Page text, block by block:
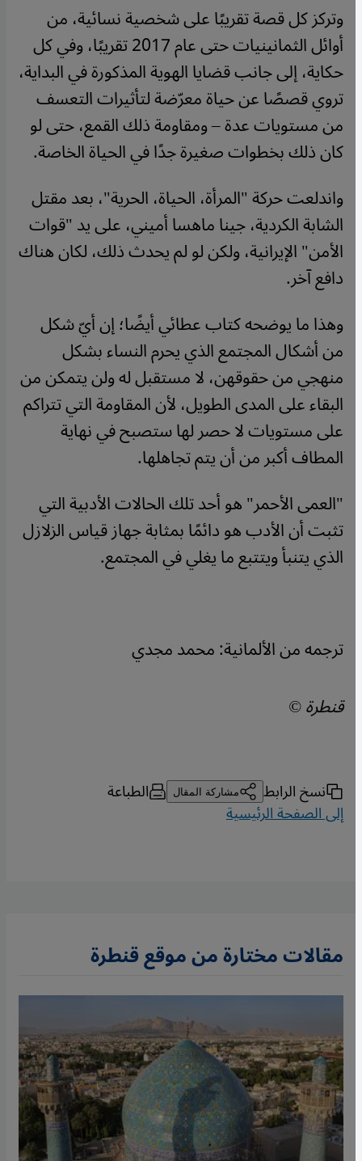
وتركز كل قصة تقريبًا على شخصية نسائية، من
أوائل الثمانينيات حتى عام 2017 تقريبًا، وفي كل
حكاية، إلى جانب قضايا الهوية المذكورة في البداية،
تروي قصصًا عن حياة معرّضة لتأثيرات التعسف
من مستويات عدة – ومقاومة ذلك القمع، حتى لو
كان ذلك بخطوات صغيرة جدًا في الحياة الخاصة.
واندلعت حركة "المرأة، الحياة، الحرية"، بعد مقتل
الشابة الكردية، جينا ماهسا أميني، على يد "قوات
الأمن" الإيرانية، ولكن لو لم يحدث ذلك، لكان هناك
دافع آخر.
وهذا ما يوضحه كتاب عطائي أيضًا؛ إن أيّ شكل
من أشكال المجتمع الذي يحرم النساء بشكل
منهجي من حقوقهن، لا مستقبل له ولن يتمكن من
البقاء على المدى الطويل، لأن المقاومة التي تتراكم
على مستويات لا حصر لها ستصبح في نهاية
المطاف أكبر من أن يتم تجاهلها.
"العمى الأحمر" هو أحد تلك الحالات الأدبية التي
تثبت أن الأدب هو دائمًا بمثابة جهاز قياس الزلازل
الذي يتنبأ ويتتبع ما يغلي في المجتمع.
ترجمه من الألمانية: محمد مجدي
قنطرة ©
نسخ الرابط مشاركة المقال الطباعة
إلى الصفحة الرئيسية
مقالات مختارة من موقع قنطرة